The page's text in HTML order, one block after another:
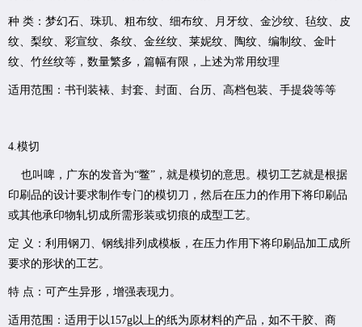
种 类：梦幻石、珠玑、粗布纹、细布纹、月牙纹、金沙纹、毡纹、皮
纹、梨纹、彩宣纹、条纹、金丝纹、莱妮纹、陶纹、编制纹、金叶
纹、竹丝纹等，数量繁多，篇幅有限，上述为常用纹理
适用范围：书刊装裱、封套、封面、台历、高档包装、手提袋等等
4.模切
也叫啤，广东的发音为“鳖”，就是模切的意思。模切工艺就是根据
印刷品的设计要求制作专门的模切刀，然后在压力的作用下将印刷品
或其他承印物轧切成所需形装或切痕的成型工艺。
定 义：利用钢刀、钢线排列成模板，在压力作用下将印刷品加工成所
要求的形状的工艺。
特 点：可产生异形，增强表现力。
适用范围：适用于以157g以上的纸为原材料的产品，如不干胶、商